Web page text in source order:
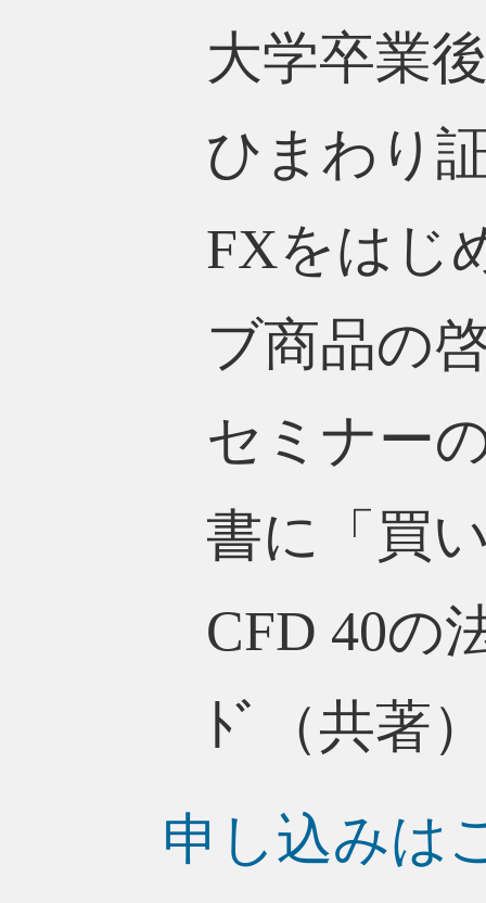
大学卒業
ひまわり
FXをはじ
ブ商品の
セミナー
書に「買
CFD 40の
ﾄﾞ（共著
申し込みは